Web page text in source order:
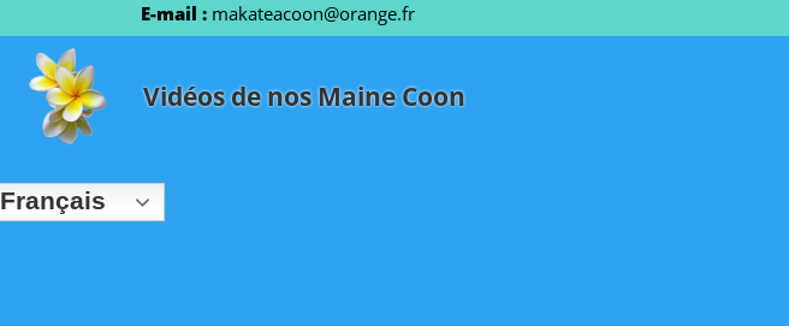
Vidéos de nos Maine Coon
Français
E-mail : makateacoon@orange.fr